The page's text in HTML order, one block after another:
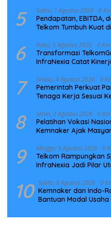
5 Sabtu, 1 Agustus 2026 0
Pendapatan, EBITDA,
Telkom Tumbuh Kuat
6 Rabu, 5 Agustus 2026 0
Transformasi
InfraNexia Catat
7 Selasa, 4 Agustus 2026 0
Pemerintah Perkuat
Tenaga Kerja Sesuai
8 Senin, 3 Agustus 2026 0
Pelatihan Vokasi
Kemnaker Ajak
9 Minggu, 9 Agustus 2026 0
Telkom Rampungkan
InfraNexia Jadi Pilar
10 Sabtu, 8 Agustus 2026 0
Kemnaker dan Indo-
Bantuan Modal Usaha